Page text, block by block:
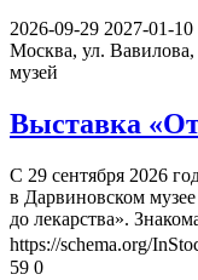
2026-09-29 2027-01-10
Москва, ул. Вавилова,
музей
Выставка «От
С 29 сентября 2026
в Дарвиновском
до лекарства».
https://schema.org/
59 0